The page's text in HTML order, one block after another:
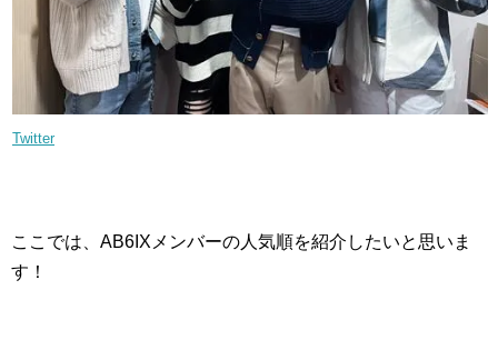
Twitter
ここでは、AB6IXメンバーの人気順を紹介したいと思いま
す！